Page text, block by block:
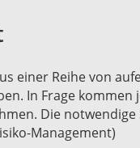
einer Reihe von
In Frage
Die
Management)